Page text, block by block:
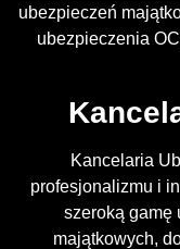
ubezpieczeń
ubezpieczenia
Kancelaria
profesjonalizmu i
szeroką gamę
majątkowych,